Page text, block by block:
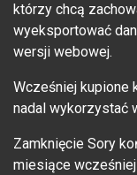
którzy chcą
wyeksportować
wersji webowej.
Wcześniej kupione
nadal wykorzystać
Zamknięcie Sory
miesiące